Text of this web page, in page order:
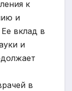
к
и
вклад в
и
в